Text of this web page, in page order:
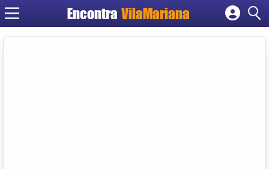
EncontraVilaMariana
Cadastrar empresa